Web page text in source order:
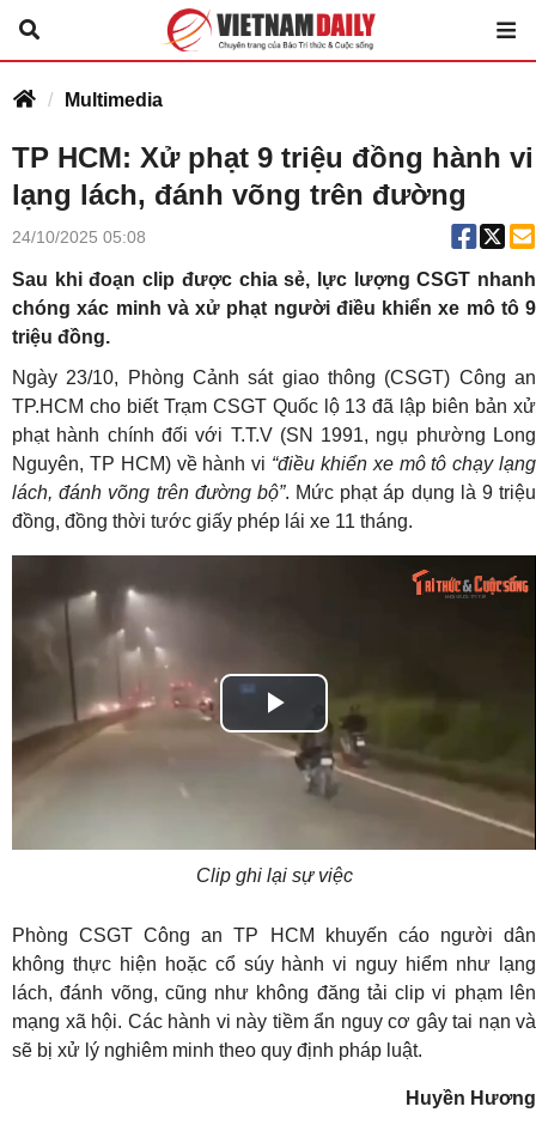
Multimedia
TP HCM: Xử phạt 9 triệu đồng hành vi
lạng lách, đánh võng trên đường
24/10/2025 05:08
Sau khi đoạn clip được chia sẻ, lực lượng CSGT nhanh
chóng xác minh và xử phạt người điều khiển xe mô tô 9
triệu đồng.
Ngày 23/10, Phòng Cảnh sát giao thông (CSGT) Công an
TP.HCM cho biết Trạm CSGT Quốc lộ 13 đã lập biên bản xử
phạt hành chính đối với T.T.V (SN 1991, ngụ phường Long
Nguyên, TP HCM) về hành vi “điều khiển xe mô tô chạy lạng
lách, đánh võng trên đường bộ”. Mức phạt áp dụng là 9 triệu
đồng, đồng thời tước giấy phép lái xe 11 tháng.
Play
Video
Clip ghi lại sự việc
Phòng CSGT Công an TP HCM khuyến cáo người dân
không thực hiện hoặc cổ súy hành vi nguy hiểm như lạng
lách, đánh võng, cũng như không đăng tải clip vi phạm lên
mạng xã hội. Các hành vi này tiềm ẩn nguy cơ gây tai nạn và
sẽ bị xử lý nghiêm minh theo quy định pháp luật.
Huyền Hương